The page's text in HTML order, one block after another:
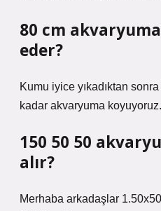
80 cm
eder?
Kumu iyice yıkadıktan
kadar akvaryuma
150 50 50
alır?
Merhaba arkadaşlar